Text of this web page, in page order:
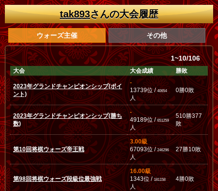
tak893さんの大会履歴
ウォーズ主催 その他
1~10/106
大会 大会成績 勝敗
2023年グランドチャンピオンシップ(ポイ
ント)
-
13739位 /40654
人
0勝0敗
2023年グランドチャンピオンシップ(勝ち
数)
-
49189位 /651259
人
510勝377
敗
第10回将棋ウォーズ帝王戦
3.00級
67093位 /246296
人
27勝10敗
第98回将棋ウォーズ段級位最強戦
16.00級
1343位 /181158
人
4勝0敗